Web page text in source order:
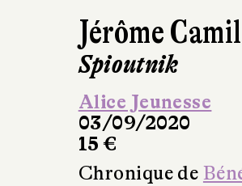
Jérôme Camil
Spioutnik
Alice Jeunesse
03/09/2020
15 €
Chronique de